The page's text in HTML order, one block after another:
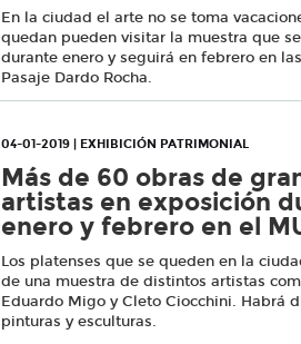
En la ciudad el arte no se toma
quedan pueden visitar la muestra que
durante enero y seguirá en febrero en
Pasaje Dardo Rocha.
04-01-2019 | EXHIBICIÓN PATRIMONIAL
Más de 60 obras de
artistas en exposición
enero y febrero en el
Los platenses que se queden en la
de una muestra de distintos artistas
Eduardo Migo y Cleto Ciocchini. Habrá
pinturas y esculturas.